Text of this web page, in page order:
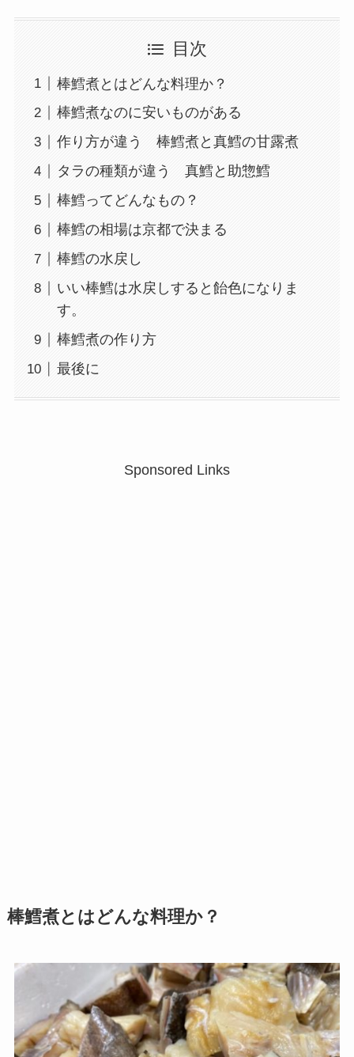
目次
棒鱈煮とはどんな料理か？
棒鱈煮なのに安いものがある
作り方が違う 棒鱈煮と真鱈の甘露煮
タラの種類が違う 真鱈と助惣鱈
棒鱈ってどんなもの？
棒鱈の相場は京都で決まる
棒鱈の水戻し
いい棒鱈は水戻しすると飴色になりま
す。
棒鱈煮の作り方
最後に
Sponsored Links
棒鱈煮とはどんな料理か？